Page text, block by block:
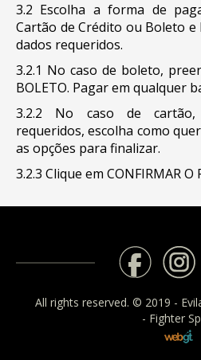
3.2 Escolha a forma de
Cartão de Crédito ou Boleto
dados requeridos.
3.2.1 No caso de boleto,
BOLETO. Pagar em qualquer
3.2.2 No caso de
requeridos, escolha como
as opções para finalizar.
3.2.3 Clique em CONFIRMAR
All rights reserved. © 2019 -
- Fighter